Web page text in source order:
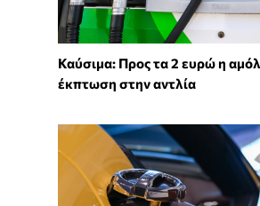
Καύσιμα: Προς τα 2 ευρώ η
έκπτωση στην αντλία